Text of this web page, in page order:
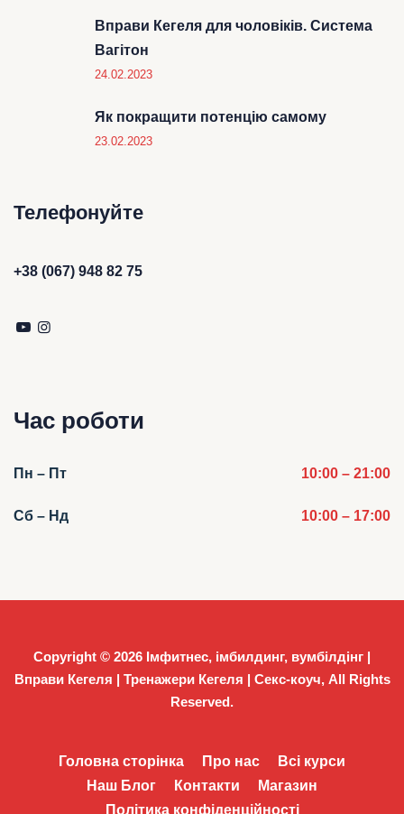
Вправи Кегеля для чоловіків. Система
Вагітон
24.02.2023
Як покращити потенцію самому
23.02.2023
Телефонуйте
+38 (067) 948 82 75
Час роботи
Пн – Пт 10:00 – 21:00
Сб – Нд 10:00 – 17:00
Copyright © 2026 Імфитнес, імбилдинг, вумбілдінг |
Вправи Кегеля | Тренажери Кегеля | Секс-коуч, All Rights
Reserved.
Головна сторінка Про нас
Всі курси
Наш Блог
Контакти
Магазин
Політика конфіденційності